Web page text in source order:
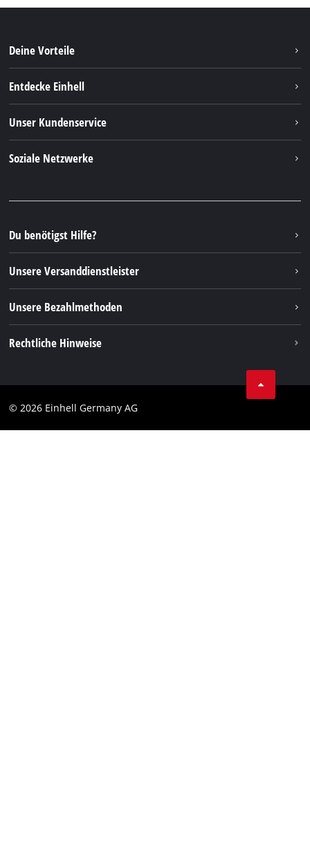
Deine Vorteile
Entdecke Einhell
Nachhaltigkeit
Unser Kundenservice
FAQs
Verpackungsrichtlinien
Hinweise zur Batterieentsorgung
Vertrag widerrufen
Soziale Netzwerke
Instagram
TikTok
Pinterest
Du benötigst Hilfe?
Unsere Versanddienstleister
Unsere Bezahlmethoden
Rechtliche Hinweise
Impressum
© 2026 Einhell Germany AG